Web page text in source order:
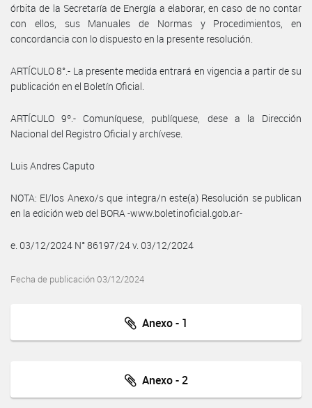
órbita de la Secretaría de Energía a elaborar, en caso de no contar
con ellos, sus Manuales de Normas y Procedimientos, en
concordancia con lo dispuesto en la presente resolución.
ARTÍCULO 8°.- La presente medida entrará en vigencia a partir de su
publicación en el Boletín Oficial.
ARTÍCULO 9º.- Comuníquese, publíquese, dese a la Dirección
Nacional del Registro Oficial y archívese.
Luis Andres Caputo
NOTA: El/los Anexo/s que integra/n este(a) Resolución se publican
en la edición web del BORA -www.boletinoficial.gob.ar-
e. 03/12/2024 N° 86197/24 v. 03/12/2024
Fecha de publicación 03/12/2024
Anexo - 1
Anexo - 2